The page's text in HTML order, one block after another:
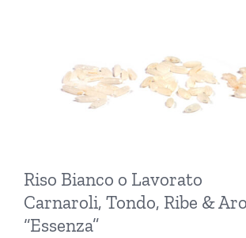
Riso Bianco o Lavorato
Carnaroli, Tondo, Ribe &
“Essenza”